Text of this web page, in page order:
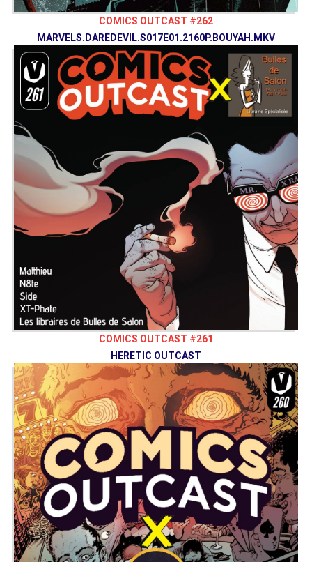
COMICS OUTCAST #262
MARVELS.DAREDEVIL.S017E01.2160P.BOUYAH.MKV
COMICS OUTCAST #261
HERETIC OUTCAST